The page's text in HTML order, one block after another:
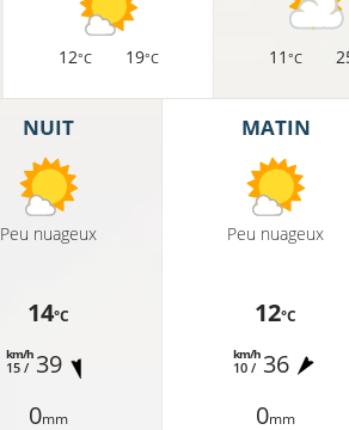
12°C 19°C 11 °C
NUIT
Peu nuageux
14°C
15 /
km/h 39
0mm
MATIN
Peu nuageux
12°C
10 /
km/h 36
0mm